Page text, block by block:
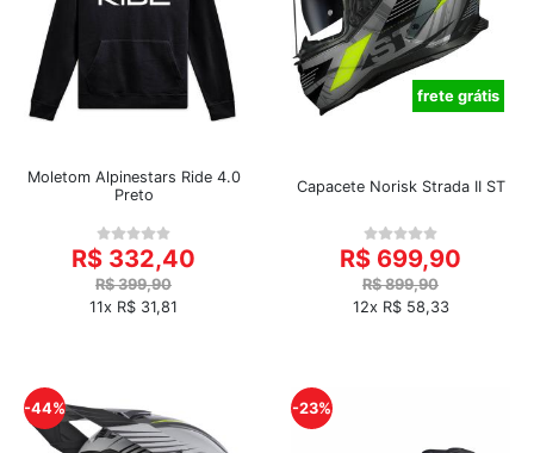
Moletom Alpinestars Ride 4.0
Preto
R$ 332,40
R$ 399,90
11x R$ 31,81
frete grátis
Capacete Norisk Strada II ST
R$ 699,90
R$ 899,90
12x R$ 58,33
-44% -23%